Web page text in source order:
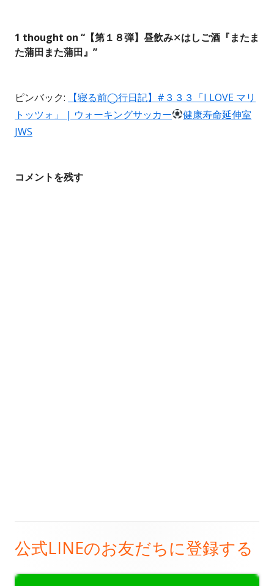
ビ
ー
シ
ン
1 thought on “ 【第１８弾】昼飲み✕はしご酒『またま
た蒲田また蒲田』 ”
ピンバック:
【寝る前◯行日記】#３３３「I LOVE マリ
トッツォ」 | ウォーキングサッカー
健康寿命延伸室
JWS
コメントを残す
メ
イ
公式LINEのお友だちに登録する